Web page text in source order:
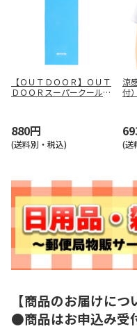
【ＯＵＴＤＯＯＲ】ＯＵＴ
ＤＯＯＲスーパークールタ
880円
(送料別・税込)
涼
付
(送
【商品のお届けにつ
●商品はお申込み受